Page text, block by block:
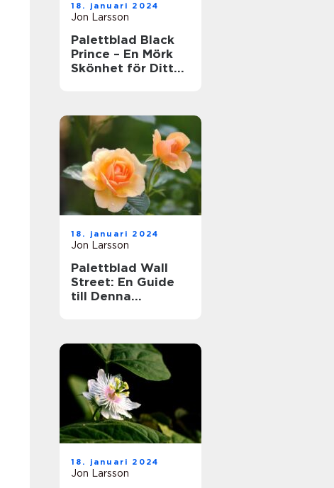
18. januari 2024
Jon Larsson
Palettblad Black
Prince – En Mörk
Skönhet för Ditt
18. januari 2024
Jon Larsson
Palettblad Wall
Street: En Guide
till Denna
18. januari 2024
Jon Larsson